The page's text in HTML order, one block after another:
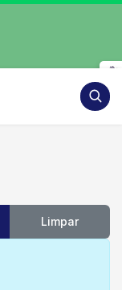
Limpar